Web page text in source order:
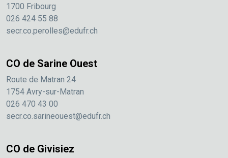
1700 Fribourg
026 424 55 88
secr.co.perolles@edufr.ch
CO de Sarine Ouest
Route de Matran 24
1754 Avry-sur-Matran
026 470 43 00
secr.co.sarineouest@edufr.ch
CO de Givisiez